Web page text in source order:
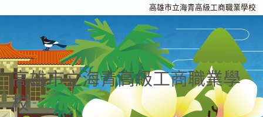
高雄市立海青高級工商職業學校
高雄市立海青高級工商職業學
校